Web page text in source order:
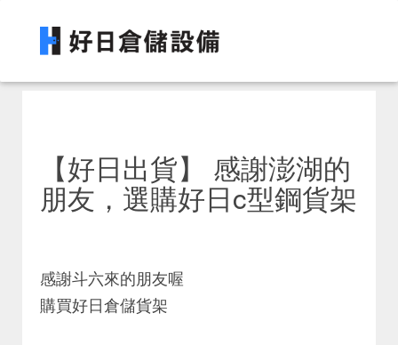
【好日出貨】 感謝澎湖的
朋友，選購好日c型鋼貨架
感謝斗六來的朋友喔
購買好日倉儲貨架